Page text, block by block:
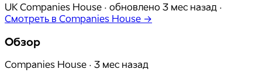
UK Companies House · обновлено 3 мес назад ·
Смотреть в Companies House →
Обзор
Companies House · 3 мес назад